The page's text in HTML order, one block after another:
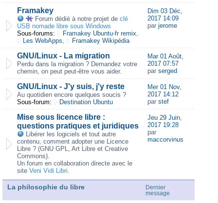
Framakey
Forum dédié à notre projet de clé
USB nomade libre sous Windows
Sous-forums:
Framakey Ubuntu-fr remix,
Les WebApps, Framakey Wikipédia
Dim 03 Déc,
2017 14:09
par jerome
GNU/Linux - La migration
Perdu dans la migration ? Demandez votre
chemin, on peut peut-être vous aider.
Mar 01 Août,
2017 07:57
par serged
GNU/Linux - J'y suis, j'y reste
Au quotidien encore quelques soucis ?
Sous-forum:
Destination Ubuntu
Mer 01 Nov,
2017 14:12
par stef
Mise sous licence libre :
questions pratiques et juridiques
Libérer les logiciels et tout autre
contenu, comment adopter une Licence
Libre ? (GNU GPL, Art Libre et Creative
Commons).
Un forum en collaboration directe avec le
site Veni Vidi Libri.
Jeu 29 Juin,
2017 19:28
par
maccorvinus
La philosophie du libre
Dernier
message